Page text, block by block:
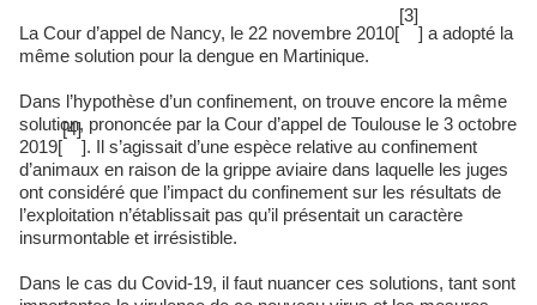
La Cour d’appel de Nancy, le 22 novembre 2010[
[3]
] a adopté la
même solution pour la dengue en Martinique.
Dans l’hypothèse d’un confinement, on trouve encore la même
solution, prononcée par la Cour d’appel de Toulouse le 3 octobre
2019[
[4]
]. Il s’agissait d’une espèce relative au confinement
d’animaux en raison de la grippe aviaire dans laquelle les juges
ont considéré que l’impact du confinement sur les résultats de
l’exploitation n’établissait pas qu’il présentait un caractère
insurmontable et irrésistible.
Dans le cas du Covid-19, il faut nuancer ces solutions, tant sont